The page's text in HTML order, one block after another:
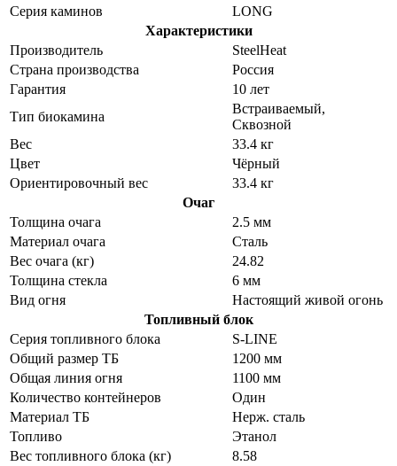
Серия каминов
LONG
Характеристики
Производитель
SteelHeat
Страна производства
Россия
Гарантия
10 лет
Тип биокамина
Встраиваемый,
Сквозной
Вес
33.4 кг
Цвет
Чёрный
Ориентировочный вес
33.4 кг
Очаг
Толщина очага
2.5 мм
Материал очага
Сталь
Вес очага (кг)
24.82
Толщина стекла
6 мм
Вид огня
Настоящий живой огонь
Топливный блок
Серия топливного блока
S-LINE
Общий размер ТБ
1200 мм
Общая линия огня
1100 мм
Количество контейнеров
Один
Материал ТБ
Нерж. сталь
Топливо
Этанол
Вес топливного блока (кг)
8.58